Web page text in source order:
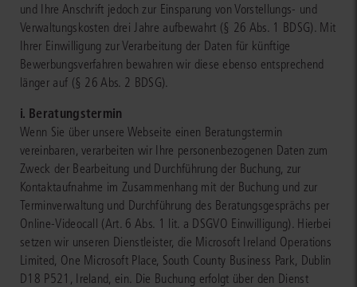
und Ihre Anschrift jedoch zur Einsparung von Vorstellungs- und
Verwaltungskosten drei Jahre aufbewahrt (§ 26 Abs. 1 BDSG). Mit
Ihrer Einwilligung zur Verarbeitung der Daten für künftige
Bewerbungsverfahren bewahren wir diese ebenso entsprechend
länger auf (§ 26 Abs. 2 BDSG).
i. Beratungstermin
Wenn Sie über unsere Webseite einen Beratungstermin
vereinbaren, verarbeiten wir Ihre personenbezogenen Daten zum
Zweck der Bearbeitung und Durchführung der Buchung, zur
Kontaktaufnahme im Zusammenhang mit der Buchung und zur
Terminverwaltung und Durchführung des Beratungsgesprächs per
Online-Videocall (Art. 6 Abs. 1 lit. a DSGVO Einwilligung). Hierbei
setzen wir unseren Dienstleister, die Microsoft Ireland Operations
Limited, One Microsoft Place, South County Business Park, Dublin
D18 P521, Ireland, ein. Die Buchung erfolgt über den Dienst